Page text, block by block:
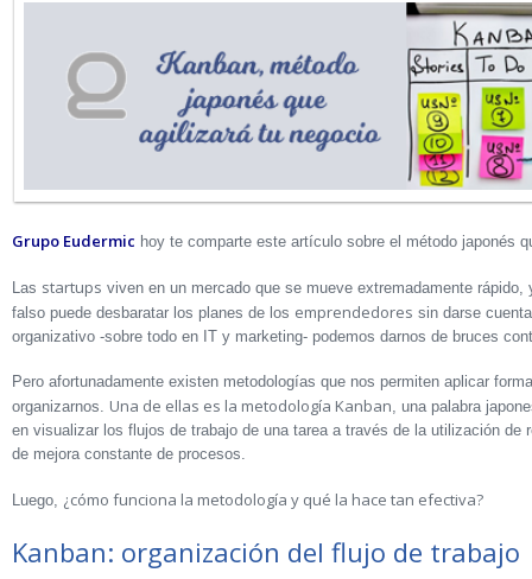
Grupo Eudermic hoy te comparte este artículo sobre el método japonés
Las startups viven en un mercado que se mueve extremadamente
falso puede desbaratar los planes de los emprendedores sin darse
organizativo -sobre todo en IT y marketing- podemos darnos de bruces
Pero afortunadamente existen metodologías que nos permiten aplicar
organizarnos. Una de ellas es la metodología Kanban, una palabra
en visualizar los flujos de trabajo de una tarea a través de la utilización de
de mejora constante de procesos.
Luego, ¿cómo funciona la metodología y qué la hace tan efectiva?
Kanban: organización del flujo de trabajo